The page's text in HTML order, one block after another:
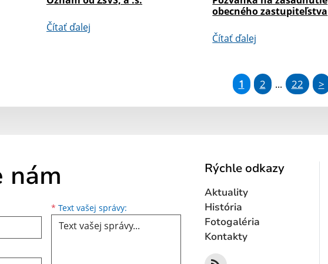
Čítať ďalej
obecného zastupiteľstva
Čítať ďalej
1 2 ... 22 >
nám
* Text vašej správy: Text vašej správy...
Rýchle odkazy
Aktuality
História
Fotogaléria
Kontakty